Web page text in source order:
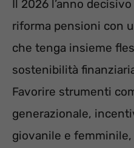
Il 2026 l’anno
riforma pensioni con
che tenga insieme
sostenibilità
Favorire strumenti
generazionale,
giovanile e femminile,